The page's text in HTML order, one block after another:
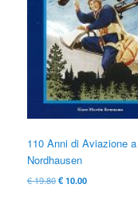
110 Anni di Aviazione a
Nordhausen
€19.80Il€10.00Il